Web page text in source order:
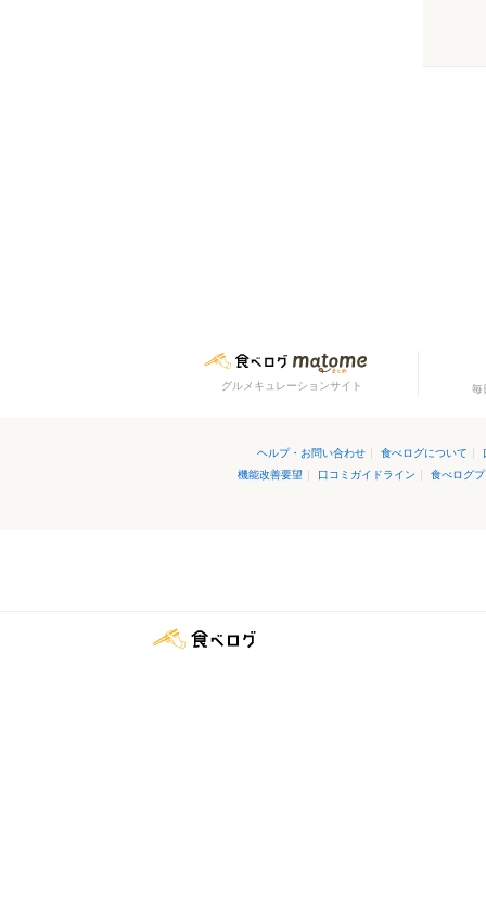
グルメキュレーションサイト 毎
ヘルプ・お問い合わせ | 食べログについて |
機能改善要望 | 口コミガイドライン | 食べログ